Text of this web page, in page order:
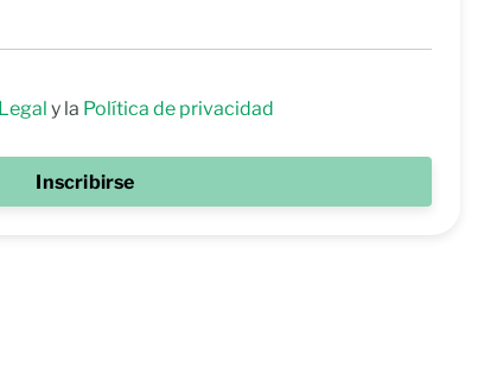
y la Política de privacidad
Inscribirse